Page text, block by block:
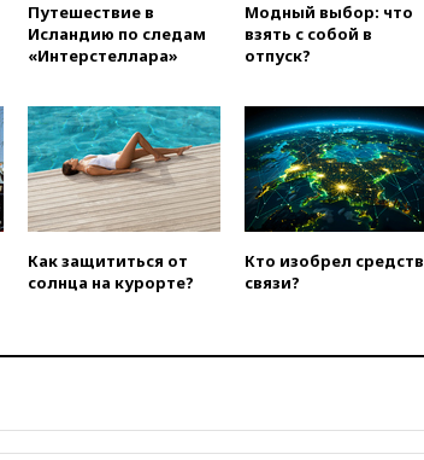
при нападении в Чехии
вчера, 22:00Путин поручил
области
вчера, 21:56The Atlantic: Маск
отказал Украине в
использовании Starlink для
атак вглубь РФ
вчера, 21:35 После пожара на
складе в Брянске возбудили
РФ по гимнастике получили
Путешествие в
Исландию по следам
«Интерстеллара»
Модный выбор: что
взять с собой в
отпуск?
Как защититься от
солнца на курорте?
Кто изобрел
связи?